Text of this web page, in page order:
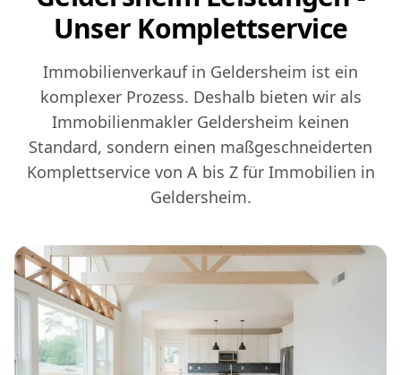
Unser Komplettservice
Immobilienverkauf in Geldersheim ist ein
komplexer Prozess. Deshalb bieten wir als
Immobilienmakler Geldersheim keinen
Standard, sondern einen maßgeschneiderten
Komplettservice von A bis Z für Immobilien in
Geldersheim.